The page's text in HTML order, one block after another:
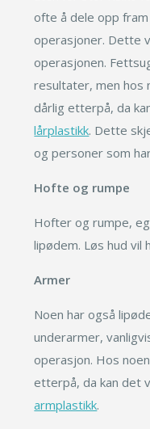
ofte å dele opp
operasjoner. Dette
operasjonen.
resultater, men hos
dårlig etterpå, da
lårplastikk. Dette
og personer som
Hofte og rumpe
Hofter og rumpe,
lipødem. Løs hud
Armer
Noen har også
underarmer,
operasjon. Hos
etterpå, da kan det
armplastikk.